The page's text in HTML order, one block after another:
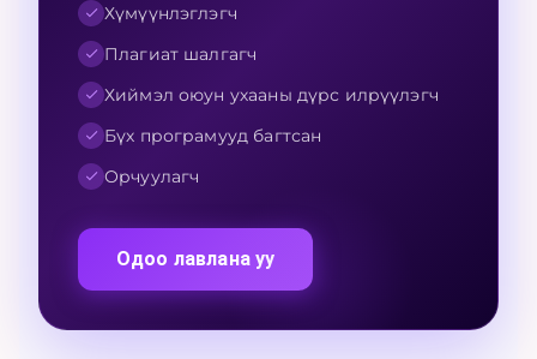
Хүмүүнлэглэгч
Плагиат шалгагч
Хиймэл оюун ухааны дүрс илрүүлэгч
Бүх програмууд багтсан
Орчуулагч
Одоо лавлана уу